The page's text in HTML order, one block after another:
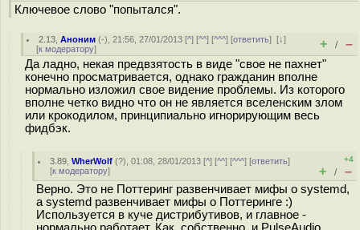
Ключевое слово "попытался".
2.13 ,Аноним (-), 21:56, 27/01/2013 [^] [^^] [^^^] [ответить][↓]
[к модератору] + / –
Да ладно, некая предвзятость в виде "свое не пахнет"
конечно просматривается, однако гражданин вполне
нормально изложил свое видение проблемы. Из которого
вполне четко видно что он не является вселенским злом
или крокодилом, принципиально игнорирующим весь
фидбэк.
3.89 ,WherWolf (?), 01:08, 28/01/2013 [^] [^^] [^^^] [ответить]
[к модератору]
+4
+ / –
Верно. Это не Поттеринг развенчивает мифы о systemd,
а systemd развенчивает мифы о Поттеринге :)
Используется в куче дистрибутивов, и главное -